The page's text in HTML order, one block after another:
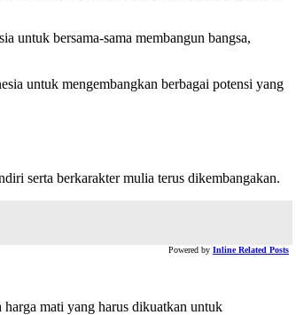
untuk bersama-sama membangun bangsa,
untuk mengembangkan berbagai potensi yang
serta berkarakter mulia terus dikembangakan.
Powered by Inline Related Posts
harga mati yang harus dikuatkan untuk